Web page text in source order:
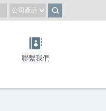
聯繫我們